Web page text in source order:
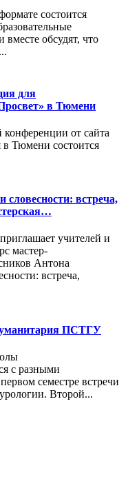
состоится
обсудят, что
для
в Тюмени
от сайта
Тюмени состоится
встреча,
учителей и
мастер-
Антона
встреча,
ПСТГУ
с разными
семестре встречи
Второй...